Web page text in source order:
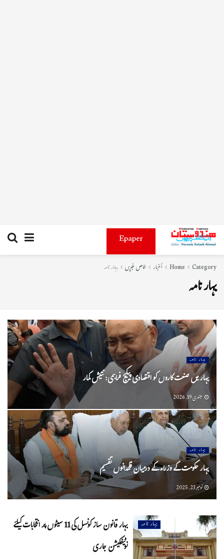
Epaper
Home Category أخبار خاص خبریں بہار نامہ
بہار نامہ
بہار نامہ
بہار میں صنعت کاروں کو اقتصادی پیکیج فراہمی: نتیش کمار
جنوری 19, 2026
بہار نامہ
بہار حکومت کے وزراء کے درمیان قلمدانوں تقسیم
نومبر 23, 2025
بہار نامہ
بہار قانون ساز کونسل کی 11 سیٹوں پر انتخابات کیلئے
نوٹیفکیشن جاری